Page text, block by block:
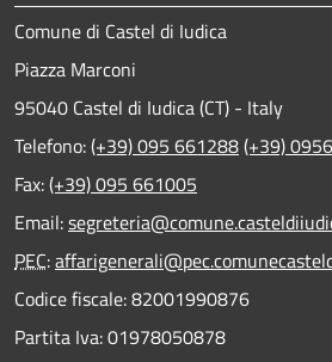
Comune di Castel di Iudica
Piazza Marconi
95040 Castel di Iudica (CT) - Italy
Telefono:(+39) 095 661288(+39)
Fax:(+39) 095 661005
Email:
PEC:
Codice fiscale: 82001990876
Partita Iva: 01978050878